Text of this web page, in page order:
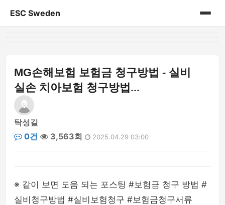
ESC Sweden
MG손해보험 보험금 청구방법 - 실비
실손 치아보험 청구방법...
탁성길
0건
3,563회 2025.04.29 03:00
※ 같이 보면 도움 되는 포스팅 #보험금 청구 방법 #
실비청구방법 #실비보험청구 #보험금청구서류